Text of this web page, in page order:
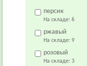
персик
На складе: 6
ржавый
На складе: 9
розовый
На складе: 3